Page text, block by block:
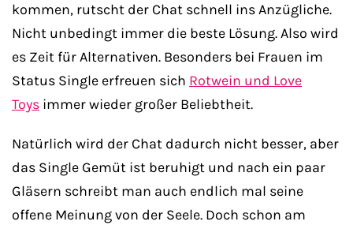
kommen, rutscht der Chat schnell ins Anzügliche.
Nicht unbedingt immer die beste Lösung. Also wird
es Zeit für Alternativen. Besonders bei Frauen im
Status Single erfreuen sich Rotwein und Love
Toys immer wieder großer Beliebtheit.
Natürlich wird der Chat dadurch nicht besser, aber
das Single Gemüt ist beruhigt und nach ein paar
Gläsern schreibt man auch endlich mal seine
offene Meinung von der Seele. Doch schon am